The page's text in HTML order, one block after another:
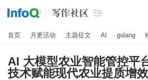

首页 月更活动 主题征文 AI golang
AI 大模型农业智能管控平
技术赋能现代农业提质增效